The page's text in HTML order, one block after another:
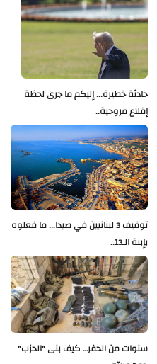
حادثة خطيرة... إليكم ما جرى لحظة
إقلاع مروحية..
توقيف 3 لبنانيين في صيدا... ما فعلوه
بإبنة الـ13..
سنوات من الحفر… كيف بنى "الحزب"